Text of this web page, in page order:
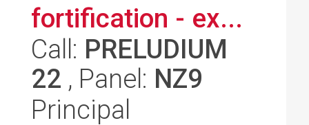
fortification - ex...
Call: PRELUDIUM
22 , Panel: NZ9
Principal